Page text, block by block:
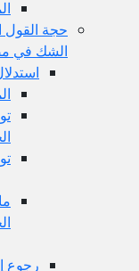
حجة القول
الشك في
رجوع